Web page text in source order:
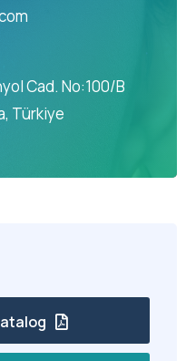
Cad. No:100/B
Türkiye